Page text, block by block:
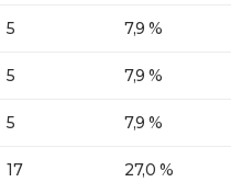
5 7,9 %
5 7,9 %
5 7,9 %
17 27,0 %